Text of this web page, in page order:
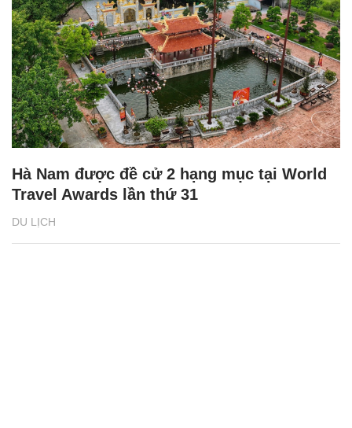
DU LỊCH
Hà Nam được đề cử 2 hạng mục tại World
Travel Awards lần thứ 31